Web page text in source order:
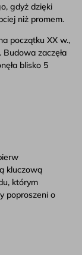
gdyż dzięki
niż promem.
początku XX w.,
zaczęła
blisko 5
kluczową
którym
poproszeni o